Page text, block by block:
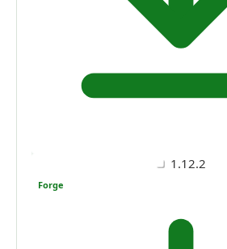
1.12.2
Forge